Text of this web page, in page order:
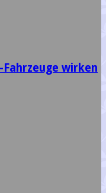
wirken